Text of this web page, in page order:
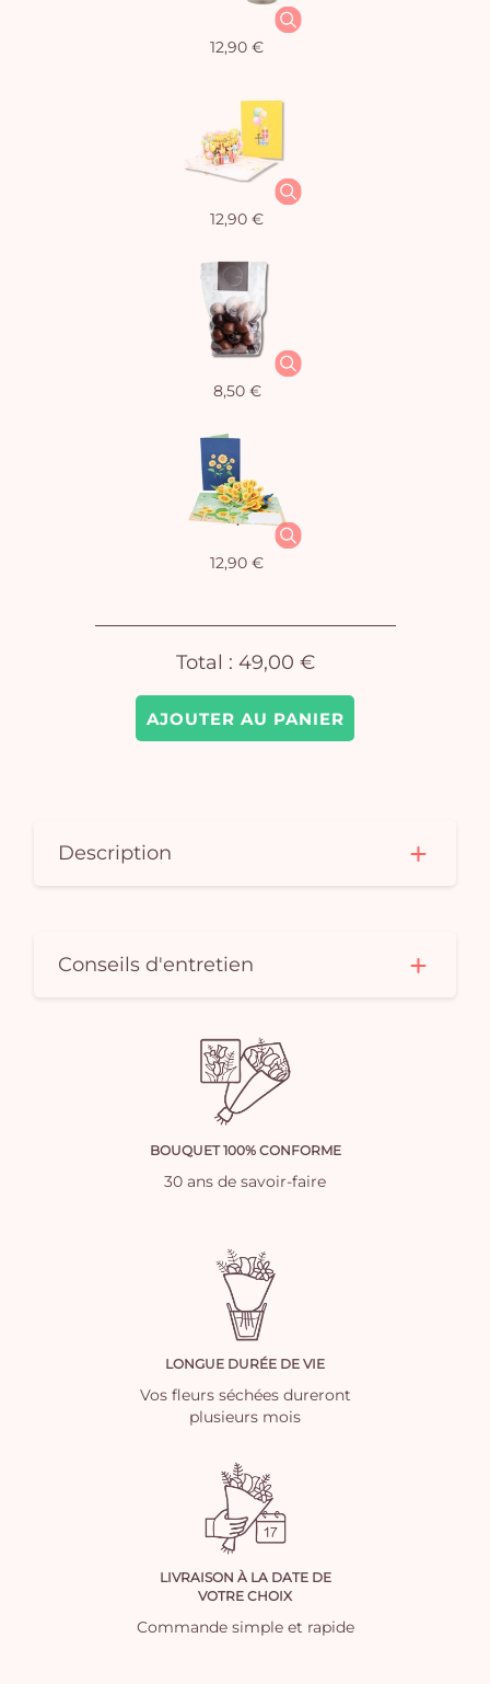
AJOUTER AU PANIER
12,90 €
12,90 €
8,50 €
12,90 €
Total : 49,00 €
Description
Conseils d'entretien
BOUQUET 100% CONFORME
30 ans de savoir-faire
LONGUE DURÉE DE VIE
Vos fleurs séchées dureront
plusieurs mois
LIVRAISON À LA DATE DE
VOTRE CHOIX
Commande simple et rapide